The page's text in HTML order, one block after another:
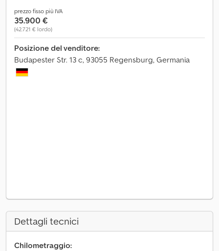
prezzo fisso più IVA
35.900 €
(42.721 € lordo)
Posizione del venditore:
Budapester Str. 13 c, 93055 Regensburg, Germania
Dettagli tecnici
Chilometraggio: